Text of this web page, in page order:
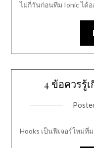
ไม่กี่วันก่อนทีม Ionic ได้
4 ข้อควรรู้
Hooks เป็นฟีเจอร์ใหม่ที่